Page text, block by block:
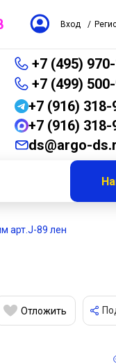
Вход /
+7 (495)
+7 (499)
+7 (916) 318-
+7 (916) 318-
ds@argo-
арт.J-89 лен
Отложить